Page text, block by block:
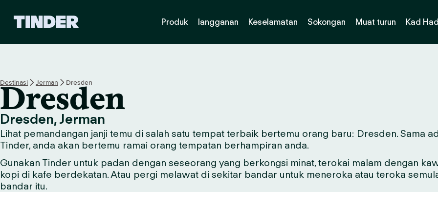
n
U
t
a
m
a
T
n
d
Produk langganan Keselamatan Sokongan Muat turun Kad
Destinasi Jerman Dresden
Dresden
Dresden, Jerman
Lihat pemandangan janji temu di salah satu tempat terbaik bertemu orang baru: Dresden. Sama
Tinder, anda akan bertemu ramai orang tempatan berhampiran anda.
Gunakan Tinder untuk padan dengan seseorang yang berkongsi minat, terokai malam dengan
kopi di kafe berdekatan. Atau pergi melawat di sekitar bandar untuk meneroka atau teroka
bandar itu.